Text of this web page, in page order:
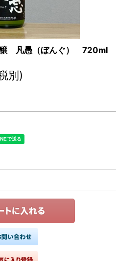
凡愚（ぼんぐ） 720ml
別)